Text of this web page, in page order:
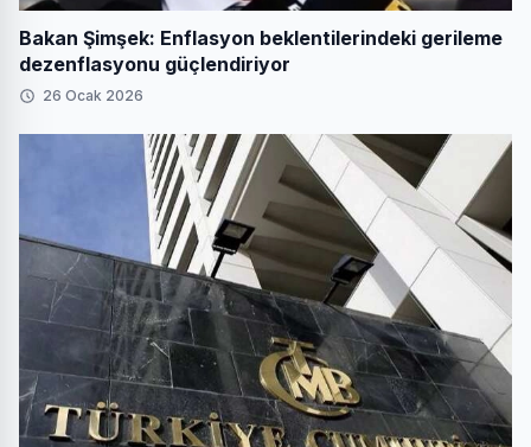
Bakan Şimşek: Enflasyon beklentilerindeki gerileme
dezenflasyonu güçlendiriyor
26 Ocak 2026